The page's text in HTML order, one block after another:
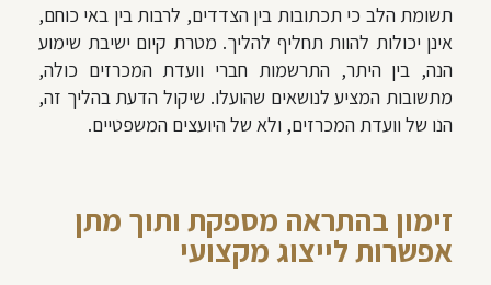
תשומת הלב כי תכתובות בין הצדדים, לרבות בין באי כוחם,
אינן יכולות להוות תחליף להליך. מטרת קיום ישיבת שימוע
הנה, בין היתר, התרשמות חברי וועדת המכרזים כולה,
מתשובות המציע לנושאים שהועלו. שיקול הדעת בהליך זה,
הנו של וועדת המכרזים, ולא של היועצים המשפטיים.
זימון בהתראה מספקת ותוך מתן
אפשרות לייצוג מקצועי